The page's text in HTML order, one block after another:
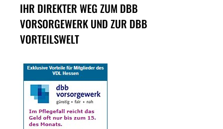
IHR DIREKTER WEG ZUM DBB
VORSORGEWERK UND ZUR DBB
VORTEILSWELT